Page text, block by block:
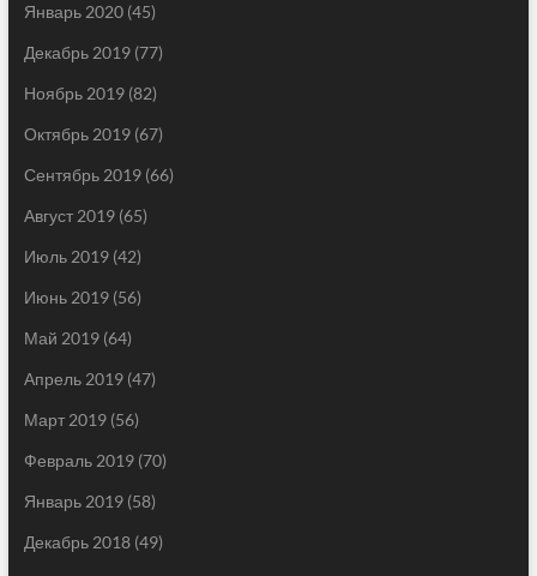
Январь 2020(45)
Декабрь 2019(77)
Ноябрь 2019(82)
Октябрь 2019(67)
Сентябрь 2019(66)
Август 2019(65)
Июль 2019(42)
Июнь 2019(56)
Май 2019(64)
Апрель 2019(47)
Март 2019(56)
Февраль 2019(70)
Январь 2019(58)
Декабрь 2018(49)